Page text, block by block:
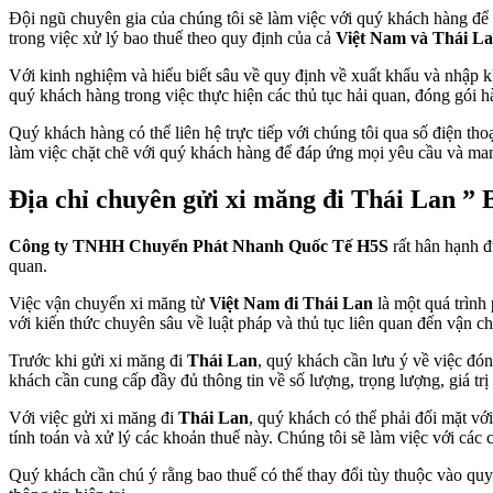
Đội ngũ chuyên gia của chúng tôi sẽ làm việc với quý khách hàng
trong việc xử lý bao thuế theo quy định của cả Việt Nam và Thái
Với kinh nghiệm và hiểu biết sâu về quy định về xuất khẩu và nhập
quý khách hàng trong việc thực hiện các thủ tục hải quan, đóng gói
Quý khách hàng có thể liên hệ trực tiếp với chúng tôi qua số điện
làm việc chặt chẽ với quý khách hàng để đáp ứng mọi yêu cầu và
Địa chỉ chuyên gửi xi măng đi Thái Lan ”
Công ty TNHH Chuyển Phát Nhanh Quốc Tế H5S rất hân hạnh
quan.
Việc vận chuyển xi măng từ Việt Nam đi Thái Lan là một quá trình
với kiến thức chuyên sâu về luật pháp và thủ tục liên quan đến vận
Trước khi gửi xi măng đi Thái Lan, quý khách cần lưu ý về việc
khách cần cung cấp đầy đủ thông tin về số lượng, trọng lượng, giá
Với việc gửi xi măng đi Thái Lan, quý khách có thể phải đối mặt
tính toán và xử lý các khoản thuế này. Chúng tôi sẽ làm việc với
Quý khách cần chú ý rằng bao thuế có thể thay đổi tùy thuộc vào